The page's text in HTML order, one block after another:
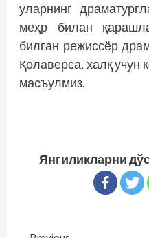
уларнинг
меҳр билан
билган режиссёр
Қолаверса, халқ учун
масъулмиз.
Янгиликларни